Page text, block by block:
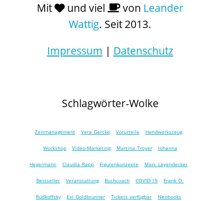
Mit und viel von Leander
Wattig. Seit 2013.
Impressum | Datenschutz
Schlagwörter-Wolke
Zeitmanagement Vera Gercke Vorurteile Handwerkszeug
Workshop Video-Marketing Martina Troyer Johanna
Hegermann Claudia Rapp Figurenkonzepte Marc Leyendecker
Bestseller Veranstaltung Buchcoach COVID-19 Frank O.
Rudkoffsky Evi Goldbrunner Tickets verfügbar Neobooks